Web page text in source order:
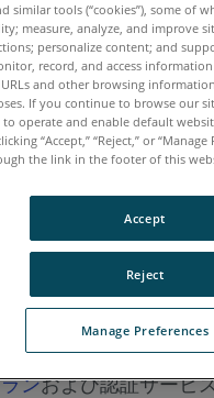
語 日本語 英語
ンおよび認証サービ
similar tools (“cookies”), some of
measure, analyze, and improve
personalize content; and
record, and access
and other browsing
If you continue to browse our
to operate and enable default
“Accept,” “Reject,” or
the link in the footer of this
Manage Preferences
Reject
Accept